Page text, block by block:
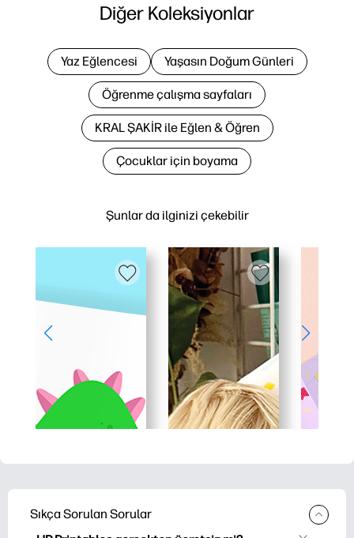
Şunlar da ilginizi çekebilir
Diğer Koleksiyonlar
Yaz Eğlencesi Yaşasın Doğum Günleri
Öğrenme çalışma sayfaları
KRAL ŞAKİR ile Eğlen & Öğren
Çocuklar için boyama
Sıkça Sorulan Sorular